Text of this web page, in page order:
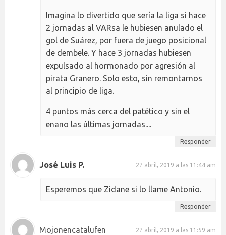
Imagina lo divertido que sería la liga si hace
2 jornadas al VARsa le hubiesen anulado el
gol de Suárez, por fuera de juego posicional
de dembele. Y hace 3 jornadas hubiesen
expulsado al hormonado por agresión al
pirata Granero. Solo esto, sin remontarnos
al principio de liga.
4 puntos más cerca del patético y sin el
enano las últimas jornadas....
Responder
José Luis P. 27 abril, 2019 a las 11:44 am
Esperemos que Zidane si lo llame Antonio.
Responder
Mojonencatalufen 27 abril, 2019 a las 11:59 am